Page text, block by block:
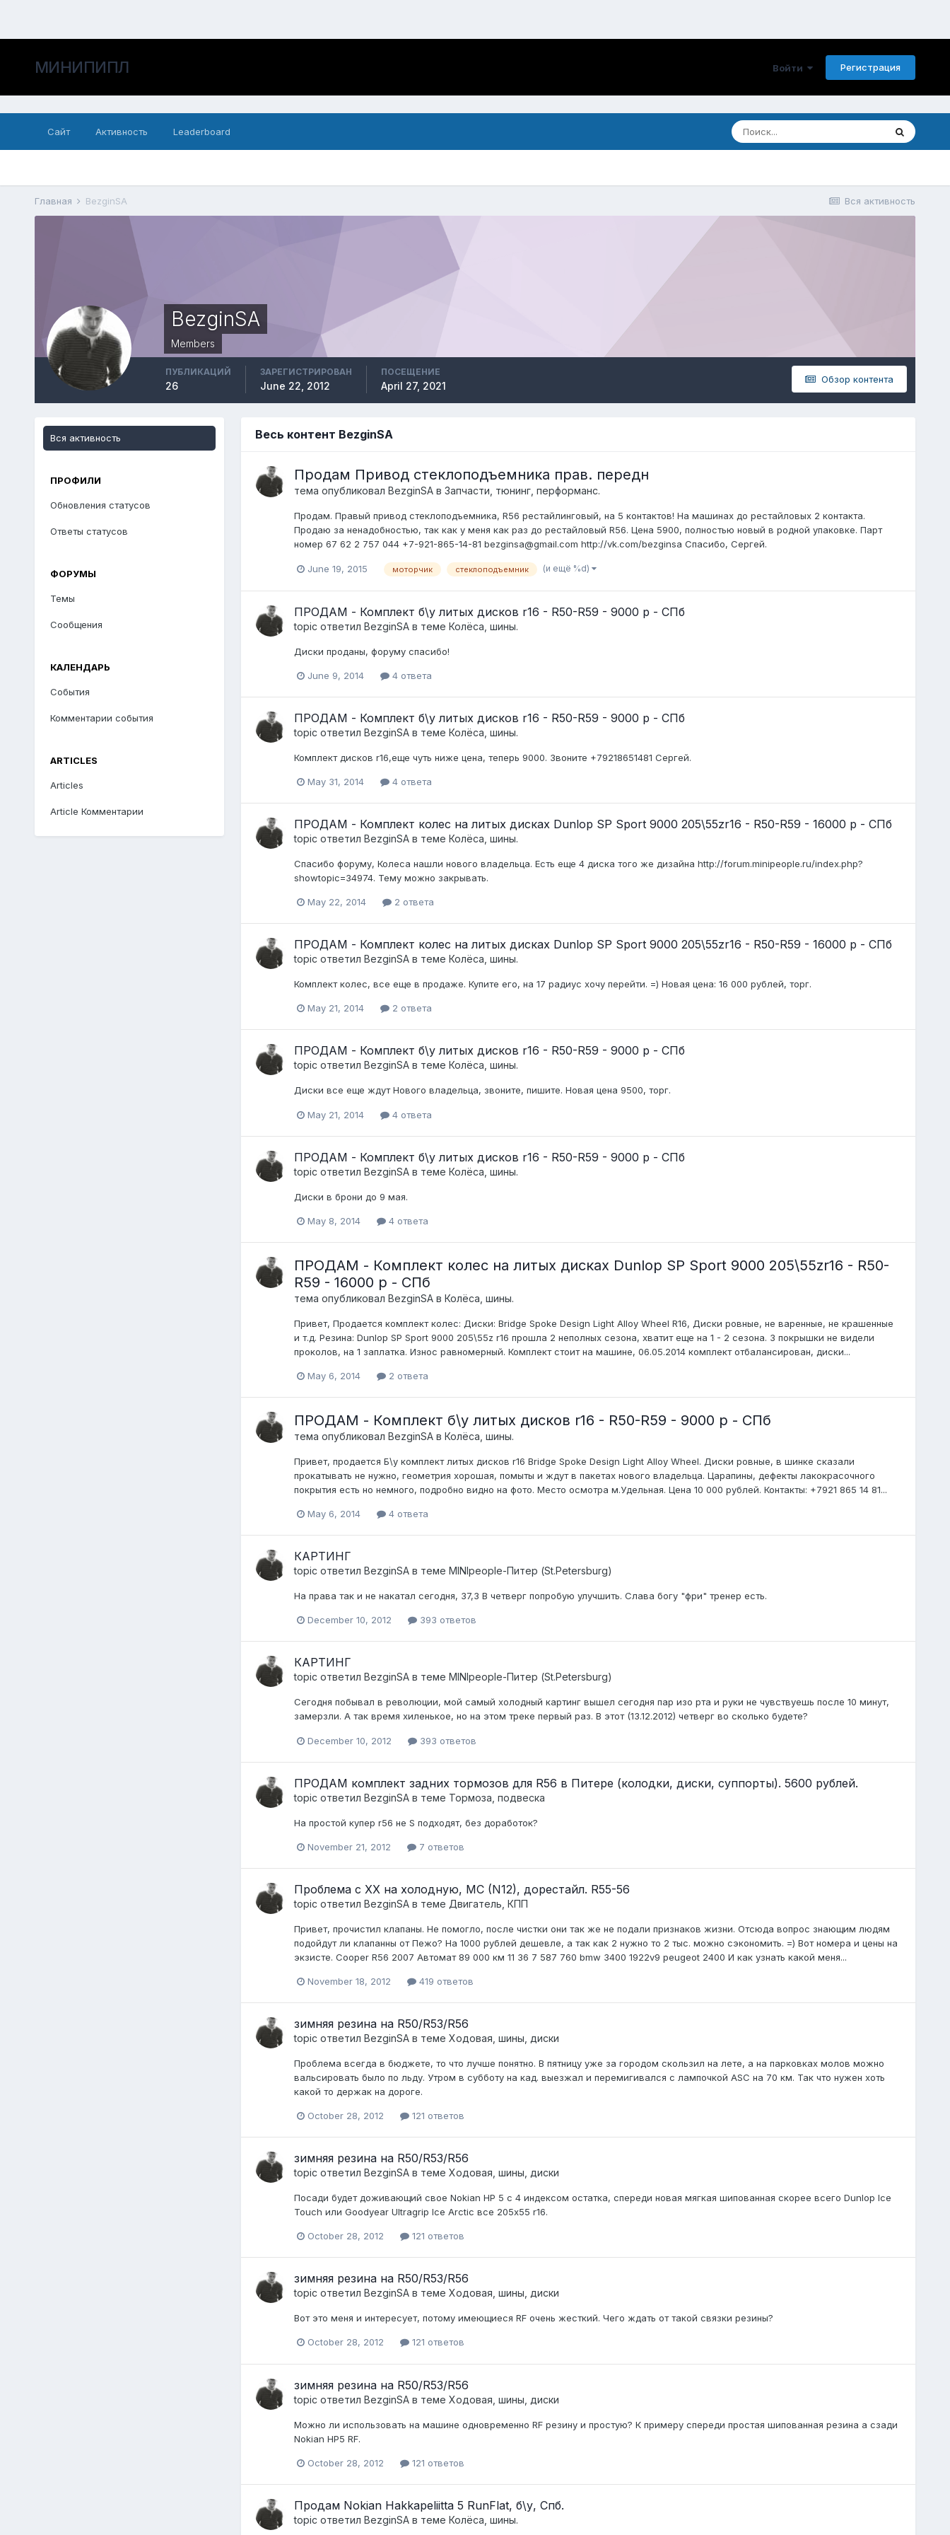
МИНИПИПЛ Войти Регистрация
Сайт Активность Leaderboard
Вся активность
Главная BezginSA
BezginSA
Members
Обзор контента
ПУБЛИКАЦИЙ
26
ЗАРЕГИСТРИРОВАН
June 22, 2012
ПОСЕЩЕНИЕ
April 27, 2021
Вся активность
ПРОФИЛИ
Обновления статусов
Ответы статусов
ФОРУМЫ
Темы
Сообщения
КАЛЕНДАРЬ
События
Комментарии события
ARTICLES
Articles
Article Комментарии
Весь контент BezginSA
Продам Привод стеклоподъемника прав. передн
тема опубликовал BezginSAв Запчасти, тюнинг, перформанс.
Продам. Правый привод стеклоподъемника, R56 рестайлинговый, на 5 контактов! На машинах до рестайловых 2 контакта.
Продаю за ненадобностью, так как у меня как раз до рестайловый R56. Цена 5900, полностью новый в родной упаковке. Парт
номер 67 62 2 757 044 +7-921-865-14-81 bezginsa@gmail.com http://vk.com/bezginsa Спасибо, Сергей.
June 19, 2015 моторчик стеклоподъемник (и ещё %d)
ПРОДАМ - Комплект б\у литых дисков r16 - R50-R59 - 9000 р - СПб
topic ответил BezginSAв теме Колёса, шины.
Диски проданы, форуму спасибо!
June 9, 2014 4 ответа
ПРОДАМ - Комплект б\у литых дисков r16 - R50-R59 - 9000 р - СПб
topic ответил BezginSAв теме Колёса, шины.
Комплект дисков r16,еще чуть ниже цена, теперь 9000. Звоните +79218651481 Сергей.
May 31, 2014 4 ответа
ПРОДАМ - Комплект колес на литых дисках Dunlop SP Sport 9000 205\55zr16 - R50-R59 - 16000 р - СПб
topic ответил BezginSAв теме Колёса, шины.
Спасибо форуму, Колеса нашли нового владельца. Есть еще 4 диска того же дизайна http://forum.minipeople.ru/index.php?
showtopic=34974. Тему можно закрывать.
May 22, 2014 2 ответа
ПРОДАМ - Комплект колес на литых дисках Dunlop SP Sport 9000 205\55zr16 - R50-R59 - 16000 р - СПб
topic ответил BezginSAв теме Колёса, шины.
Комплект колес, все еще в продаже. Купите его, на 17 радиус хочу перейти. =) Новая цена: 16 000 рублей, торг.
May 21, 2014 2 ответа
ПРОДАМ - Комплект б\у литых дисков r16 - R50-R59 - 9000 р - СПб
topic ответил BezginSAв теме Колёса, шины.
Диски все еще ждут Нового владельца, звоните, пишите. Новая цена 9500, торг.
May 21, 2014 4 ответа
ПРОДАМ - Комплект б\у литых дисков r16 - R50-R59 - 9000 р - СПб
topic ответил BezginSAв теме Колёса, шины.
Диски в брони до 9 мая.
May 8, 2014 4 ответа
ПРОДАМ - Комплект колес на литых дисках Dunlop SP Sport 9000 205\55zr16 - R50-
R59 - 16000 р - СПб
тема опубликовал BezginSAв Колёса, шины.
Привет, Продается комплект колес: Диски: Bridge Spoke Design Light Alloy Wheel R16, Диски ровные, не варенные, не крашенные
и т.д. Резина: Dunlop SP Sport 9000 205\55z r16 прошла 2 неполных сезона, хватит еще на 1 - 2 сезона. 3 покрышки не видели
проколов, на 1 заплатка. Износ равномерный. Комплект стоит на машине, 06.05.2014 комплект отбалансирован, диски...
May 6, 2014 2 ответа
ПРОДАМ - Комплект б\у литых дисков r16 - R50-R59 - 9000 р - СПб
тема опубликовал BezginSAв Колёса, шины.
Привет, продается Б\у комплект литых дисков r16 Bridge Spoke Design Light Alloy Wheel. Диски ровные, в шинке сказали
прокатывать не нужно, геометрия хорошая, помыты и ждут в пакетах нового владельца. Царапины, дефекты лакокрасочного
покрытия есть но немного, подробно видно на фото. Место осмотра м.Удельная. Цена 10 000 рублей. Контакты: +7921 865 14 81...
May 6, 2014 4 ответа
КАРТИНГ
topic ответил BezginSAв теме MINIpeople-Питер (St.Petersburg)
На права так и не накатал сегодня, 37,3 В четверг попробую улучшить. Слава богу "фри" тренер есть.
December 10, 2012 393 ответов
КАРТИНГ
topic ответил BezginSAв теме MINIpeople-Питер (St.Petersburg)
Сегодня побывал в революции, мой самый холодный картинг вышел сегодня пар изо рта и руки не чувствуешь после 10 минут,
замерзли. А так время хиленькое, но на этом треке первый раз. В этот (13.12.2012) четверг во сколько будете?
December 10, 2012 393 ответов
ПРОДАМ комплект задних тормозов для R56 в Питере (колодки, диски, суппорты). 5600 рублей.
topic ответил BezginSAв теме Тормоза, подвеска
На простой купер r56 не S подходят, без доработок?
November 21, 2012 7 ответов
Проблема с ХХ на холодную, MC (N12), дорестайл. R55-56
topic ответил BezginSAв теме Двигатель, КПП
Привет, прочистил клапаны. Не помогло, после чистки они так же не подали признаков жизни. Отсюда вопрос знающим людям
подойдут ли клапанны от Пежо? На 1000 рублей дешевле, а так как 2 нужно то 2 тыс. можно сэкономить. =) Вот номера и цены на
экзисте. Cooper R56 2007 Автомат 89 000 км 11 36 7 587 760 bmw 3400 1922v9 peugeot 2400 И как узнать какой меня...
November 18, 2012 419 ответов
зимняя резина на R50/R53/R56
topic ответил BezginSAв теме Ходовая, шины, диски
Проблема всегда в бюджете, то что лучше понятно. В пятницу уже за городом скользил на лете, а на парковках молов можно
вальсировать было по льду. Утром в субботу на кад. выезжал и перемигивался с лампочкой ASC на 70 км. Так что нужен хоть
какой то держак на дороге.
October 28, 2012 121 ответов
зимняя резина на R50/R53/R56
topic ответил BezginSAв теме Ходовая, шины, диски
Посади будет доживающий свое Nokian HP 5 с 4 индексом остатка, спереди новая мягкая шипованная скорее всего Dunlop Ice
Touch или Goodyear Ultragrip Ice Arctic все 205x55 r16.
October 28, 2012 121 ответов
зимняя резина на R50/R53/R56
topic ответил BezginSAв теме Ходовая, шины, диски
Вот это меня и интересует, потому имеющиеся RF очень жесткий. Чего ждать от такой связки резины?
October 28, 2012 121 ответов
зимняя резина на R50/R53/R56
topic ответил BezginSAв теме Ходовая, шины, диски
Можно ли использовать на машине одновременно RF резину и простую? К примеру спереди простая шипованная резина а сзади
Nokian HP5 RF.
October 28, 2012 121 ответов
Продам Nokian Hakkapeliitta 5 RunFlat, б\у, Спб.
topic ответил BezginSAв теме Колёса, шины.